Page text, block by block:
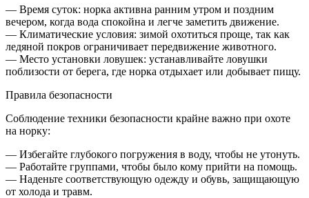
— Время суток: норка активна ранним утром и поздним
вечером, когда вода спокойна и легче заметить движение.
— Климатические условия: зимой охотиться проще, так как
ледяной покров ограничивает передвижение животного.
— Место установки ловушек: устанавливайте ловушки
поблизости от берега, где норка отдыхает или добывает пищу.
Правила безопасности
Соблюдение техники безопасности крайне важно при охоте
на норку:
— Избегайте глубокого погружения в воду, чтобы не утонуть.
— Работайте группами, чтобы было кому прийти на помощь.
— Наденьте соответствующую одежду и обувь, защищающую
от холода и травм.